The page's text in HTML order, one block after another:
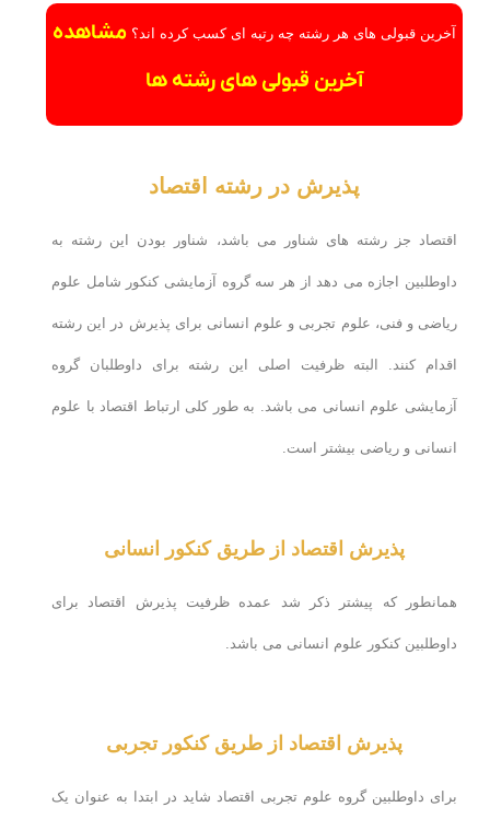
آخرین قبولی های هر رشته چه رتبه ای کسب کرده اند؟ مشاهده
آخرین قبولی های رشته ها
پذیرش در رشته اقتصاد
اقتصاد جز رشته های شناور می باشد، شناور بودن این رشته به
داوطلبین اجازه می دهد از هر سه گروه آزمایشی کنکور شامل علوم
ریاضی و فنی، علوم تجربی و علوم انسانی برای پذیرش در این رشته
اقدام کنند. البته ظرفیت اصلی این رشته برای داوطلبان گروه
آزمایشی علوم انسانی می باشد. به طور کلی ارتباط اقتصاد با علوم
انسانی و ریاضی بیشتر است.
پذیرش اقتصاد از طریق کنکور انسانی
همانطور که پیشتر ذکر شد عمده ظرفیت پذیرش اقتصاد برای
داوطلبین کنکور علوم انسانی می باشد.
پذیرش اقتصاد از طریق کنکور تجربی
برای داوطلبین گروه علوم تجربی اقتصاد شاید در ابتدا به عنوان یک